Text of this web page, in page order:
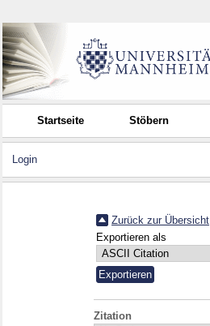
Startseite Stöbern
Login
Zurück zur Übersicht
Exportieren als
Zitation